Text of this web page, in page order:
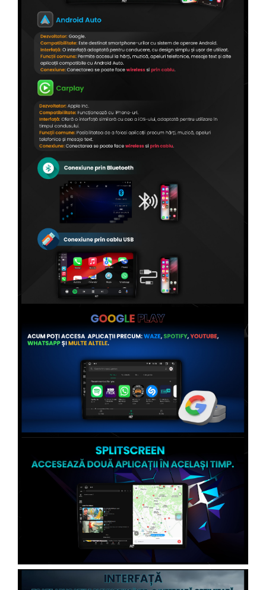
Conectică Renault
Conectică Kia
Conectică Hyundai
Conectică Mitsubishi
Conectică Seat
Conectică Porsche
Conectică Toyota
Conectică Daihatsu
Conectică Alfa Romeo
Conectică Nissan
Conectică Fiat
Conectică Citroen
Conectică Peugeot
Conectică Mazda
Conectică Subaru